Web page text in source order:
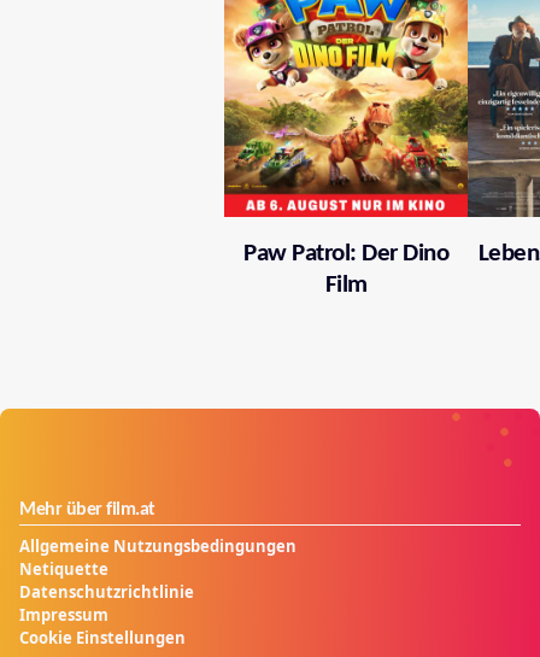
Paw Patrol: Der Dino
Film
Mehr über film.at
Allgemeine Nutzungsbedingungen
Netiquette
Datenschutzrichtlinie
Impressum
Cookie Einstellungen